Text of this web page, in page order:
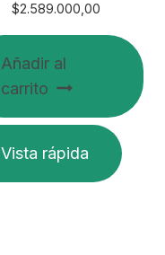
$2.589.000,00
Añadir al
carrito
Vista rápida